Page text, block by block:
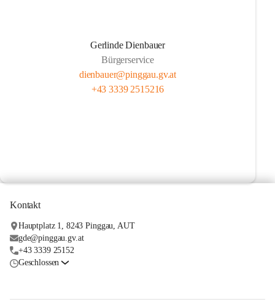
Gerlinde Dienbauer
Bürgerservice
dienbauer@pinggau.gv.at
+43 3339 2515216
Kontakt
Hauptplatz 1, 8243 Pinggau, AUT
gde@pinggau.gv.at
+43 3339 25152
Geschlossen